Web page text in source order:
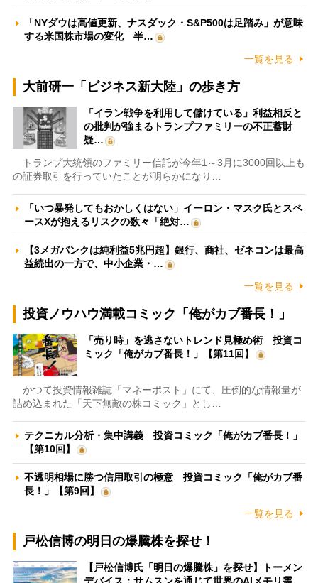
「NYダウは高値更新、ナスダック・S&P500は足踏み」が意味
する米国株市場の変化 半…
一覧を見る
大前研一「ビジネス新大陸」の歩き方
「イラン戦争を利用して儲けている」利益相反と
の批判が強まるトランプファミリーの不正蓄財
疑…
トランプ大統領のファミリー信託が今年1～3月に3000回以上も
の証券取引を行っていたことが明らかになり…
「いつ暴発してもおかしくはない」イーロン・マスク氏とスペ
ースXが抱えるリスクの数々「絶対…
【3メガバンクは純利益5兆円超】銀行、商社、ゼネコンは最高
益続出の一方で、中小企業・…
一覧を見る
投資ノウハウ満載コミック「俺がカブ番長！」
「売り時」を逃さないトレンド見極め術 投資コ
ミック「俺がカブ番長！」【第11回】
かつて投資情報雑誌「マネーポスト」にて、圧倒的な情報量が
詰め込まれた「天下無敵の株コミック」とし…
テクニカル分析・集中講義 投資コミック「俺がカブ番長！」
【第10回】
不透明相場に勝つ信用取引の極意 投資コミック「俺がカブ番
長！」【第9回】
一覧を見る
戸松信博の明日の爆騰株を探せ！
【戸松信博氏「明日の爆騰株」を探せ】トーメン